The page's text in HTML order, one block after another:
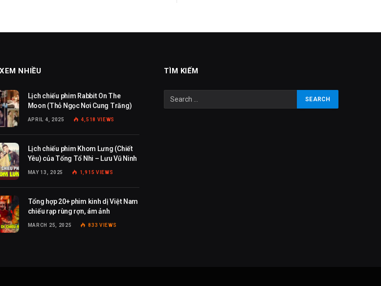
NHIỀU
Lịch chiếu phim Rabbit On The
Moon (Thỏ Ngọc Nơi Cung Trăng)
APRIL 4, 2025 4,518 VIEWS
Lịch chiếu phim Khom Lưng (Chiết
Yêu) của Tống Tổ Nhi – Lưu Vũ Ninh
MAY 13, 2025 1,915 VIEWS
Tổng hợp 20+ phim kinh dị Việt Nam
chiếu rạp rùng rợn, ám ảnh
MARCH 25, 2025 833 VIEWS
TÌM KIẾM